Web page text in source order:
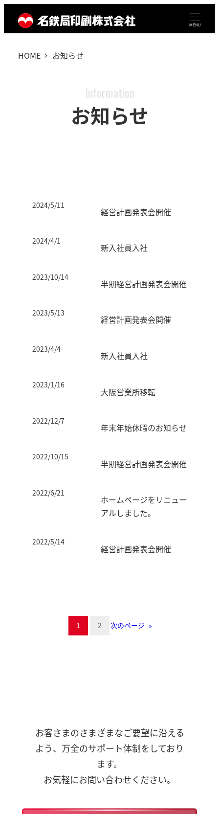
MENU
HOME お知らせ
Information
お知らせ
経営計画発表会開催
2024/5/11
新入社員入社
2024/4/1
半期経営計画発表会開催
2023/10/14
経営計画発表会開催
2023/5/13
新入社員入社
2023/4/4
大阪営業所移転
2023/1/16
年末年始休暇のお知らせ
2022/12/7
半期経営計画発表会開催
2022/10/15
ホームページをリニュー
アルしました。
2022/6/21
経営計画発表会開催
2022/5/14
1 2 次のページ »
お客さまのさまざまなご要望に沿える
よう、万全のサポート体制をしており
ます。
お気軽にお問い合わせください。